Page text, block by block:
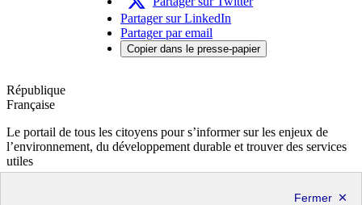
Partager sur LinkedIn
Partager par email
Copier dans le presse-papier
République
Française
Le portail de tous les citoyens pour s’informer sur les enjeux de
l’environnement, du développement durable et trouver des services
utiles